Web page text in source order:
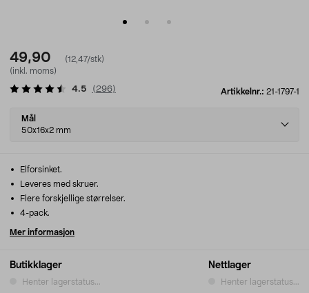
49,90
(12,47/stk)
(inkl. moms)
Artikkelnr.: 21-1797-1
4.5 ( 296)
Select
variant
Mål
50x16x2 mm
Butikklager
Henter lagerstatus...
Nettlager
Henter lagerstatus...
Elforsinket.
Leveres med skruer.
Flere forskjellige størrelser.
4-pack.
Mer informasjon